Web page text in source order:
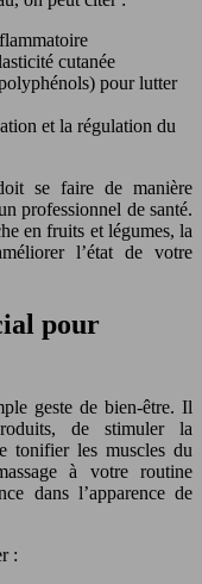
cutanée
pour lutter
et la régulation du
se faire de manière
professionnel de santé.
en fruits et légumes, la
l’état de votre
pour
geste de bien-être. Il
de stimuler la
tonifier les muscles du
à votre routine
dans l’apparence de
: